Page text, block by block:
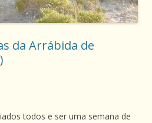
da Arrábida de
todos e ser uma semana de